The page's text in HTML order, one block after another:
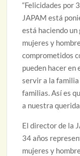
“Felicidades por
JAPAM está
está haciendo
mujeres y
comprometidos
pueden hacer en
servir a la familia
familias. Así es
a nuestra
El director de la
34 años
mujeres y